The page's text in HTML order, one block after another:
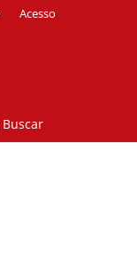
Buscar
Acesso